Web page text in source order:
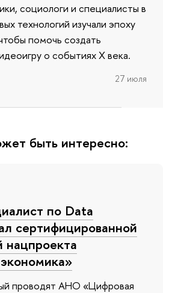
социологи и специалисты в
технологий изучали эпоху
помочь создать
о событиях X века.
27 июля
быть интересно:
по Data
сертифицированной
нацпроекта
проводят АНО «Цифровая